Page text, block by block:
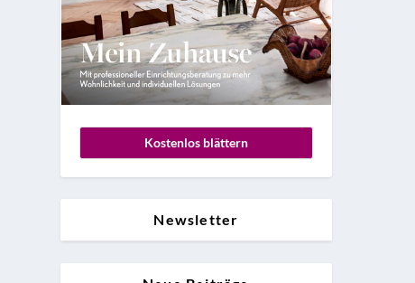
Kostenlos blättern
Newsletter